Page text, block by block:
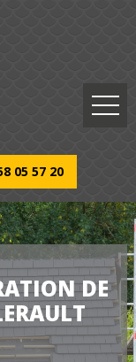
05 57 20
DE